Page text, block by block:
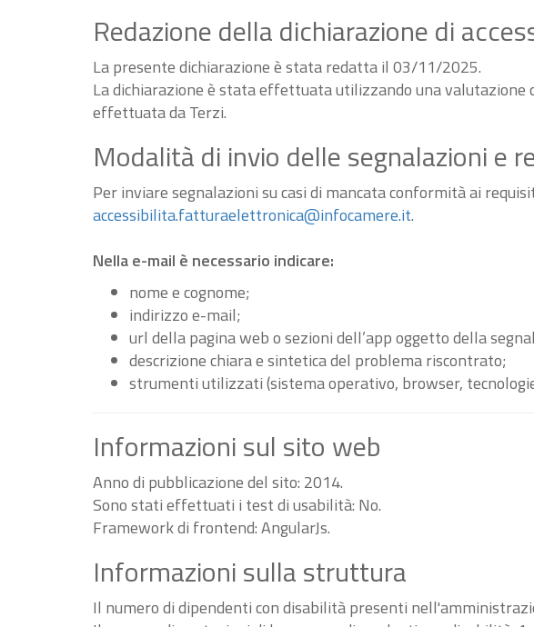
Redazione della dichiarazione di
La presente dichiarazione è stata redatta il 03/11/2025.
La dichiarazione è stata effettuata utilizzando una
effettuata da Terzi.
Modalità di invio delle segnalazioni e
Per inviare segnalazioni su casi di mancata conformità ai
accessibilita.fatturaelettronica@infocamere.it.
Nella e-mail è necessario indicare:
nome e cognome;
indirizzo e-mail;
url della pagina web o sezioni dell’app oggetto della
descrizione chiara e sintetica del problema riscontrato;
strumenti utilizzati (sistema operativo, browser,
Informazioni sul sito web
Anno di pubblicazione del sito: 2014.
Sono stati effettuati i test di usabilità: No.
Framework di frontend: AngularJs.
Informazioni sulla struttura
Il numero di dipendenti con disabilità presenti